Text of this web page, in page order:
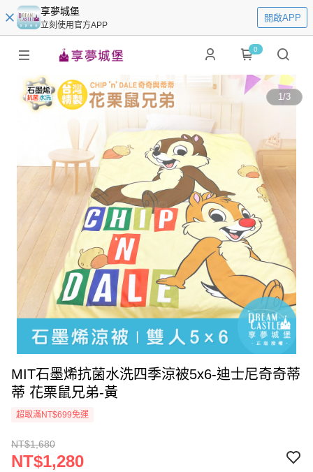
享夢城堡
立刻使用官方APP
開啟APP
0
1/3
MIT石墨烯抗菌水洗四季涼被5x6-迪士尼奇奇蒂
蒂 花栗鼠兄弟-黃
超取滿NT$699免運
NT$1,680
NT$1,280